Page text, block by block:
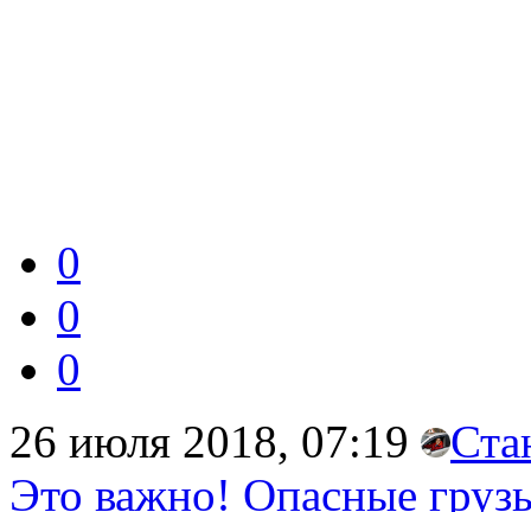
0
0
0
26 июля 2018, 07:19
Это важно! Опасные